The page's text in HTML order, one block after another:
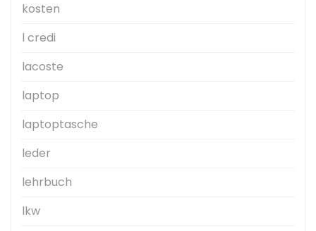
kosten
l credi
lacoste
laptop
laptoptasche
leder
lehrbuch
lkw